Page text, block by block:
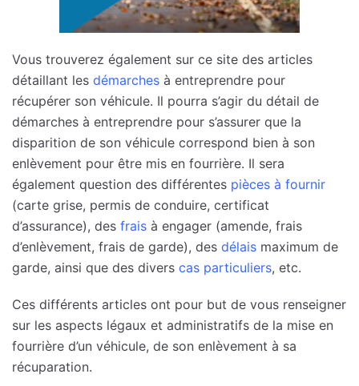
Vous trouverez également sur ce site des articles
détaillant les démarches à entreprendre pour
récupérer son véhicule. Il pourra s’agir du détail de
démarches à entreprendre pour s’assurer que la
disparition de son véhicule correspond bien à son
enlèvement pour être mis en fourrière. Il sera
également question des différentes pièces à fournir
(carte grise, permis de conduire, certificat
d’assurance), des frais à engager (amende, frais
d’enlèvement, frais de garde), des délais maximum de
garde, ainsi que des divers cas particuliers, etc.
Ces différents articles ont pour but de vous renseigner
sur les aspects légaux et administratifs de la mise en
fourrière d’un véhicule, de son enlèvement à sa
récuparation.